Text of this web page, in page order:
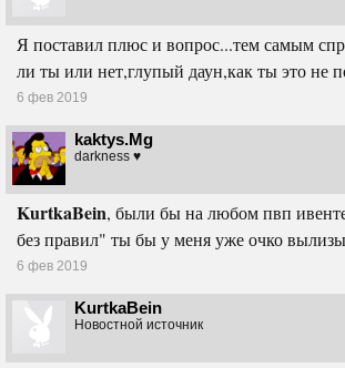
Я поставил плюс и вопрос...тем самым
ли ты или нет,глупый даун,как ты это не
6 фев 2019
kaktys.Mg
darkness ♥
KurtkaBein, были бы на любом пвп
без правил" ты бы у меня уже очко
6 фев 2019
KurtkaBein
Новостной источник